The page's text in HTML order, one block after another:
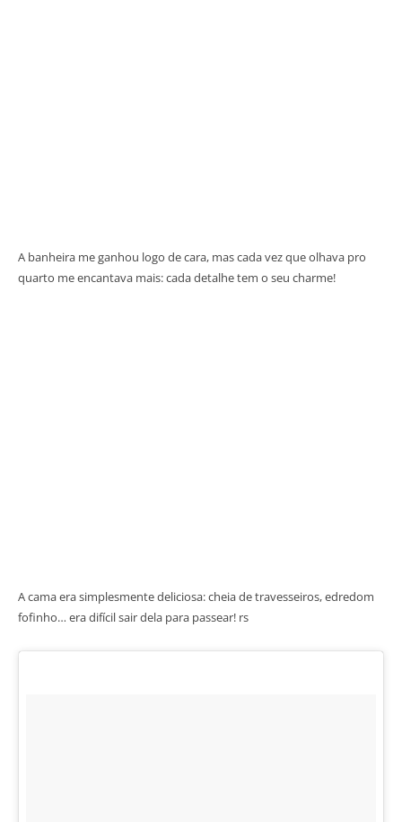
A banheira me ganhou logo de cara, mas cada vez que olhava pro
quarto me encantava mais: cada detalhe tem o seu charme!
A cama era simplesmente deliciosa: cheia de travesseiros, edredom
fofinho… era difícil sair dela para passear! rs